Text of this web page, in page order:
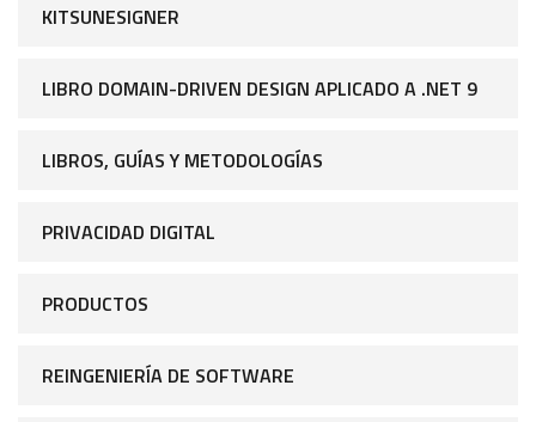
KITSUNESIGNER
LIBRO DOMAIN-DRIVEN DESIGN APLICADO A .NET 9
LIBROS, GUÍAS Y METODOLOGÍAS
PRIVACIDAD DIGITAL
PRODUCTOS
REINGENIERÍA DE SOFTWARE